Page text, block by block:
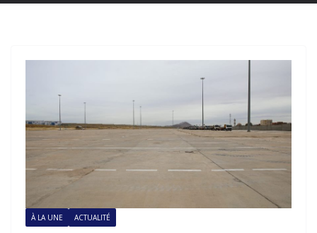
À LA UNE ACTUALITÉ